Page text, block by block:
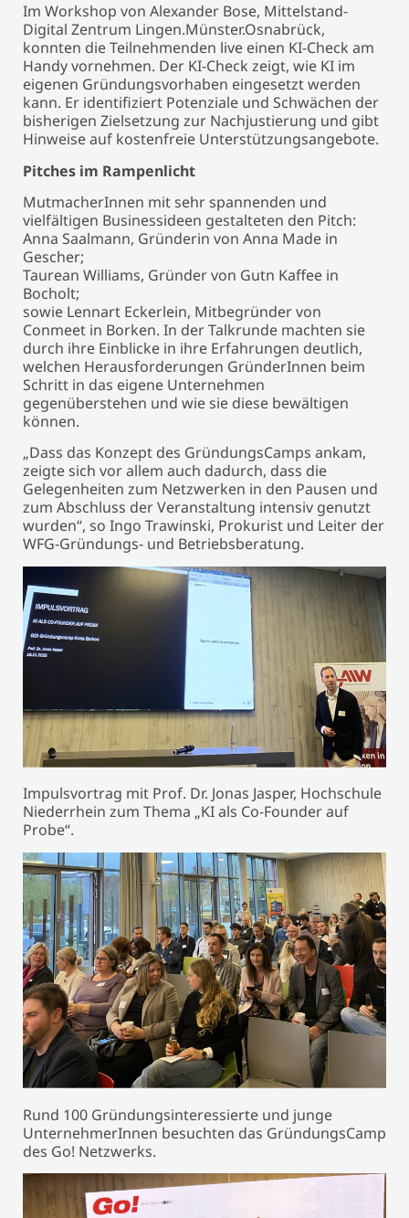
Im Workshop von Alexander Bose, Mittelstand-
Digital Zentrum Lingen.Münster.Osnabrück,
konnten die Teilnehmenden live einen KI-Check am
Handy vornehmen. Der KI-Check zeigt, wie KI im
eigenen Gründungsvorhaben eingesetzt werden
kann. Er identifiziert Potenziale und Schwächen der
bisherigen Zielsetzung zur Nachjustierung und gibt
Hinweise auf kostenfreie Unterstützungsangebote.
Pitches im Rampenlicht
MutmacherInnen mit sehr spannenden und
vielfältigen Businessideen gestalteten den Pitch:
Anna Saalmann, Gründerin von Anna Made in
Gescher;
Taurean Williams, Gründer von Gutn Kaffee in
Bocholt;
sowie Lennart Eckerlein, Mitbegründer von
Conmeet in Borken. In der Talkrunde machten sie
durch ihre Einblicke in ihre Erfahrungen deutlich,
welchen Herausforderungen GründerInnen beim
Schritt in das eigene Unternehmen
gegenüberstehen und wie sie diese bewältigen
können.
„Dass das Konzept des GründungsCamps ankam,
zeigte sich vor allem auch dadurch, dass die
Gelegenheiten zum Netzwerken in den Pausen und
zum Abschluss der Veranstaltung intensiv genutzt
wurden“, so Ingo Trawinski, Prokurist und Leiter der
WFG-Gründungs- und Betriebsberatung.
Impulsvortrag mit Prof. Dr. Jonas Jasper, Hochschule
Niederrhein zum Thema „KI als Co-Founder auf
Probe“.
Rund 100 Gründungsinteressierte und junge
UnternehmerInnen besuchten das GründungsCamp
des Go! Netzwerks.